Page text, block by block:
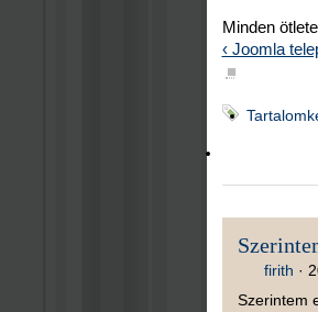
Minden
‹ Joomla
■
firith ·
Szerintem